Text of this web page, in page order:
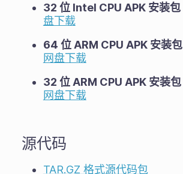
32 位 Intel CPU APK 安装包
盘下载
64 位 ARM CPU APK 安装包
网盘下载
32 位 ARM CPU APK 安装包
网盘下载
源代码
TAR.GZ 格式源代码包